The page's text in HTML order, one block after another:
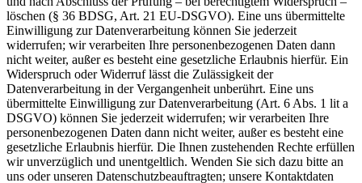
löschen (§ 36 BDSG, Art. 21 EU-DSGVO). Eine uns übermittelte
Einwilligung zur Datenverarbeitung können Sie jederzeit
widerrufen; wir verarbeiten Ihre personenbezogenen Daten dann
nicht weiter, außer es besteht eine gesetzliche Erlaubnis hierfür. Ein
Widerspruch oder Widerruf lässt die Zulässigkeit der
Datenverarbeitung in der Vergangenheit unberührt. Eine uns
übermittelte Einwilligung zur Datenverarbeitung (Art. 6 Abs. 1 lit a
DSGVO) können Sie jederzeit widerrufen; wir verarbeiten Ihre
personenbezogenen Daten dann nicht weiter, außer es besteht eine
gesetzliche Erlaubnis hierfür. Die Ihnen zustehenden Rechte erfüllen
wir unverzüglich und unentgeltlich. Wenden Sie sich dazu bitte an
uns oder unseren Datenschutzbeauftragten; unsere Kontaktdaten